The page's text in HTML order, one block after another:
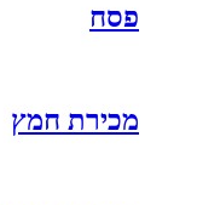
פסח
מכירת חמץ